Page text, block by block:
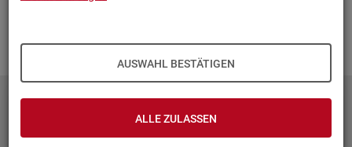
AUSWAHL BESTÄTIGEN
ALLE ZULASSEN